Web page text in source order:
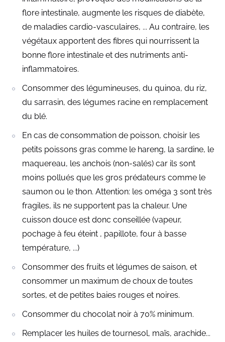
flore intestinale, augmente les risques de diabète,
de maladies cardio-vasculaires, ... Au contraire, les
végétaux apportent des fibres qui nourrissent la
bonne flore intestinale et des nutriments anti-
inflammatoires.
Consommer des légumineuses, du quinoa, du riz,
du sarrasin, des légumes racine en remplacement
du blé.
En cas de consommation de poisson, choisir les
petits poissons gras comme le hareng, la sardine, le
maquereau, les anchois (non-salés) car ils sont
moins pollués que les gros prédateurs comme le
saumon ou le thon. Attention: les oméga 3 sont très
fragiles, ils ne supportent pas la chaleur. Une
cuisson douce est donc conseillée (vapeur,
pochage à feu éteint , papillote, four à basse
température, ...)
Consommer des fruits et légumes de saison, et
consommer un maximum de choux de toutes
sortes, et de petites baies rouges et noires.
Consommer du chocolat noir à 70% minimum.
Remplacer les huiles de tournesol, maïs, arachide...